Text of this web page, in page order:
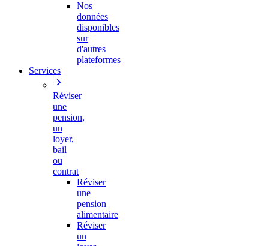
Nos
données
disponibles
sur
d'autres
plateformes
Services
Réviser
une
pension,
un
loyer,
bail
ou
contrat
Réviser
une
pension
alimentaire
Réviser
un